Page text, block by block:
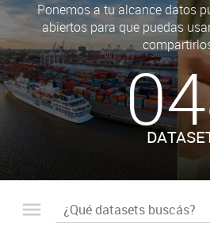
Ponemos a tu alcance datos
abiertos para que puedas